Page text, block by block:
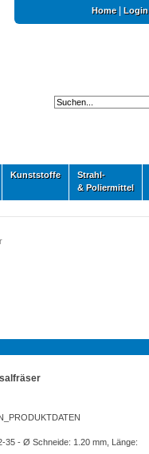
Home| Login
Kunststoffe
Strahl-
& Poliermittel
35 - Ø Schneide: 1.20 mm, Länge: